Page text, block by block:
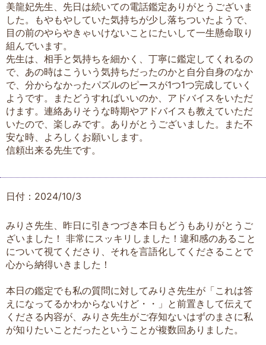
美龍妃先生、先日は続いての電話鑑定ありがとうございま
した。もやもやしていた気持ちが少し落ちついたようで、
目の前のやらやきゃいけないことにたいして一生懸命取り
組んでいます。
先生は、相手と気持ちを細かく、丁寧に鑑定してくれるの
で、あの時はこういう気持ちだったのかと自分自身のなか
で、分からなかったパズルのピースが1つ1つ完成していく
ようです。またどうすればいいのか、アドバイスをいただ
けます。連絡ありそうな時期やアドバイスも教えていただ
いたので、楽しみです。ありがとうございました。また不
安な時、よろしくお願いします。
信頼出来る先生です。
日付：2024/10/3
みりさ先生、昨日に引きつづき本日もどうもありがとうご
ざいました！ 非常にスッキリしました！違和感のあること
について視てくださり、それを言語化してくださることで
心から納得いきました！
本日の鑑定でも私の質問に対してみりさ先生が「これは答
えになってるかわからないけど・・」と前置きして伝えて
くださる内容が、みりさ先生がご存知ないはずのまさに私
が知りたいことだったということが複数回ありました。